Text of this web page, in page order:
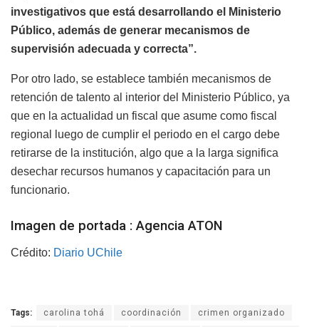
investigativos que está desarrollando el Ministerio
Público, además de generar mecanismos de
supervisión adecuada y correcta”.
Por otro lado, se establece también mecanismos de
retención de talento al interior del Ministerio Público, ya
que en la actualidad un fiscal que asume como fiscal
regional luego de cumplir el periodo en el cargo debe
retirarse de la institución, algo que a la larga significa
desechar recursos humanos y capacitación para un
funcionario.
Imagen de portada : Agencia ATON
Crédito: Diario UChile
Tags: carolina tohá coordinación crimen organizado